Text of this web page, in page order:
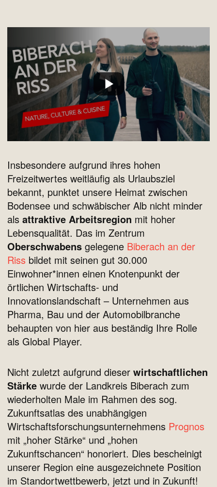
Insbesondere aufgrund ihres hohen
Freizeitwertes weitläufig als Urlaubsziel
bekannt, punktet unsere Heimat zwischen
Bodensee und schwäbischer Alb nicht minder
als attraktive Arbeitsregion mit hoher
Lebensqualität. Das im Zentrum
Oberschwabens gelegene Biberach an der
Riss bildet mit seinen gut 30.000
Einwohner*innen einen Knotenpunkt der
örtlichen Wirtschafts- und
Innovationslandschaft – Unternehmen aus
Pharma, Bau und der Automobilbranche
behaupten von hier aus beständig Ihre Rolle
als Global Player.
Nicht zuletzt aufgrund dieser wirtschaftlichen
Stärke wurde der Landkreis Biberach zum
wiederholten Male im Rahmen des sog.
Zukunftsatlas des unabhängigen
Wirtschaftsforschungsunternehmens Prognos
mit „hoher Stärke“ und „hohen
Zukunftschancen“ honoriert. Dies bescheinigt
unserer Region eine ausgezeichnete Position
im Standortwettbewerb, jetzt und in Zukunft!